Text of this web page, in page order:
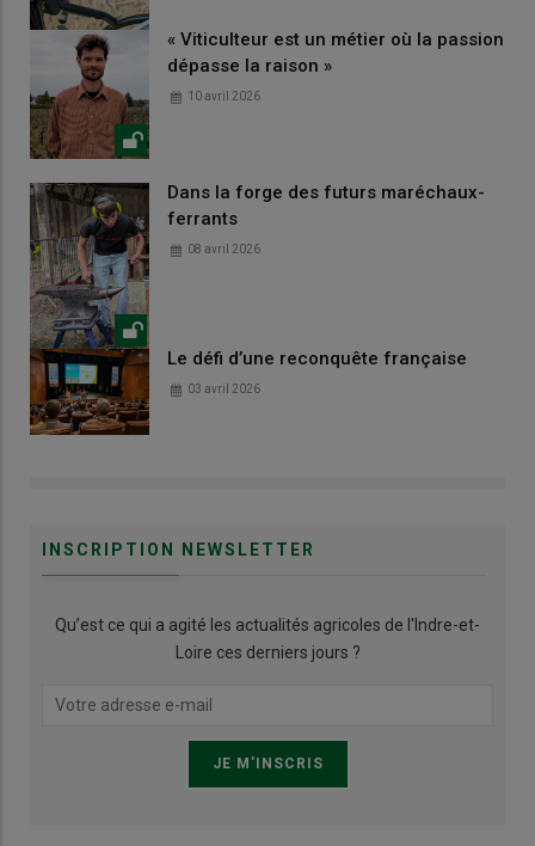
« Viticulteur est un métier où la passion
dépasse la raison »
10 avril 2026
Dans la forge des futurs maréchaux-
ferrants
08 avril 2026
Le défi d’une reconquête française
03 avril 2026
INSCRIPTION NEWSLETTER
Qu’est ce qui a agité les actualités agricoles de l'Indre-et-
Loire ces derniers jours ?